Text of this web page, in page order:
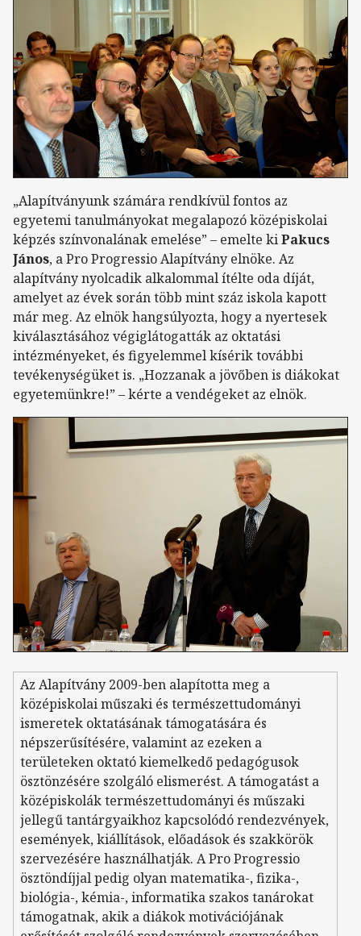
„Alapítványunk számára rendkívül fontos az
egyetemi tanulmányokat megalapozó középiskolai
képzés színvonalának emelése” – emelte kiPakucs
János, a Pro Progressio Alapítvány elnöke. Az
alapítvány nyolcadik alkalommal ítélte oda díját,
amelyet az évek során több mint száz iskola kapott
már meg. Az elnök hangsúlyozta, hogy a nyertesek
kiválasztásához végiglátogatták az oktatási
intézményeket, és figyelemmel kísérik további
tevékenységüket is. „Hozzanak a jövőben is diákokat
egyetemünkre!” – kérte a vendégeket az elnök.
Az Alapítvány 2009-ben alapította meg a
középiskolai műszaki és természettudományi
ismeretek oktatásának támogatására és
népszerűsítésére, valamint az ezeken a
területeken oktató kiemelkedő pedagógusok
ösztönzésére szolgáló elismerést. A támogatást a
középiskolák természettudományi és műszaki
jellegű tantárgyaikhoz kapcsolódó rendezvények,
események, kiállítások, előadások és szakkörök
szervezésére használhatják. A Pro Progressio
ösztöndíjjal pedig olyan matematika-, fizika-,
biológia-, kémia-, informatika szakos tanárokat
támogatnak, akik a diákok motivációjának